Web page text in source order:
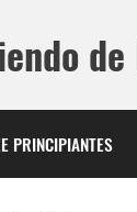
PRINCIPIANTES